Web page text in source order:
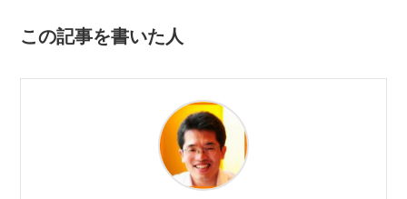
この記事を書いた人